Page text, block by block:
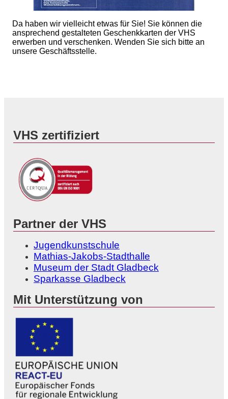
Da haben wir vielleicht etwas für Sie! Sie können die
ansprechend gestalteten Geschenkkarten der VHS
erwerben und verschenken. Wenden Sie sich bitte an
unsere Geschäftsstelle.
VHS zertifiziert
Partner der VHS
Jugendkunstschule
Mathias-Jakobs-Stadthalle
Museum der Stadt Gladbeck
Sparkasse Gladbeck
Mit Unterstützung von